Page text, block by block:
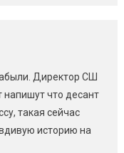
Директор СШ
что десант
такая сейчас
историю на